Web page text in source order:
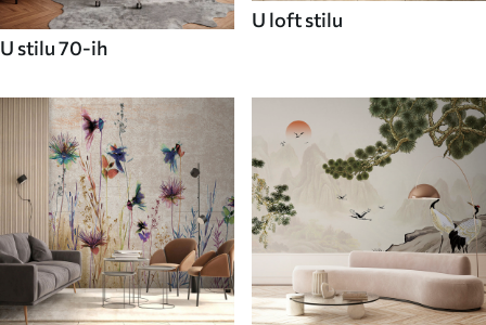
U stilu 70-ih
U loft stilu